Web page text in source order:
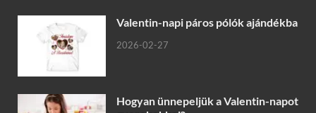
Valentin-napi páros pólók ajándékba
2026-02-27
Hogyan ünnepeljük a Valentin-napot